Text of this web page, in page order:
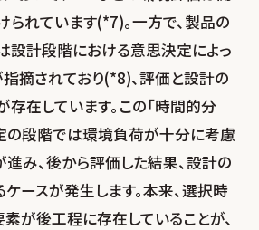
れています(*7)。一方で、製品の
設計段階における意思決定によっ
摘されており(*8)、評価と設計の
在しています。この「時間的分
の段階では環境負荷が十分に考慮
み、後から評価した結果、設計の
ースが発生します。本来、選択時
が後工程に存在していることが、